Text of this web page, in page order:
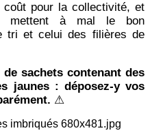
pour la collectivité, et
mettent à mal le bon
tri et celui des filières de
sachets contenant des
jaunes : déposez-y vos
⚠